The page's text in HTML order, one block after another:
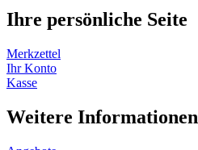
Ihre persönliche Seite
Merkzettel
Ihr Konto
Kasse
Weitere Informationen